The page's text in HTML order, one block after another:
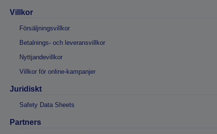
Villkor
Försäljningsvillkor
Betalnings- och leveransvillkor
Nyttjandevillkor
Villkor för online-kampanjer
Juridiskt
Safety Data Sheets
Partners